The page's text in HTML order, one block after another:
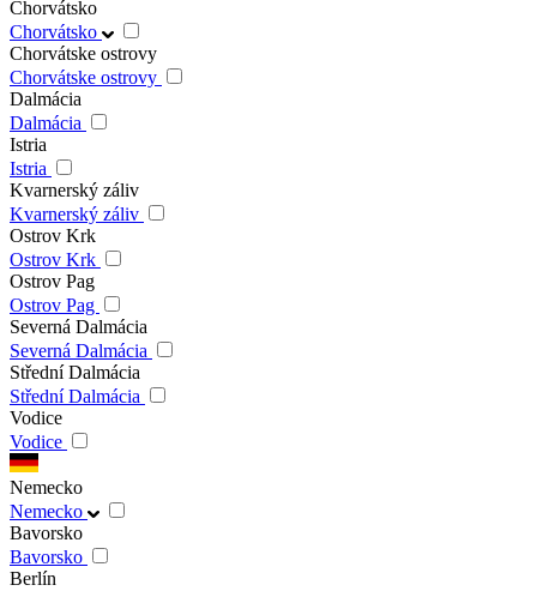
Chorvátsko
Chorvátsko
Chorvátske ostrovy
Chorvátske ostrovy
Dalmácia
Dalmácia
Istria
Istria
Kvarnerský záliv
Kvarnerský záliv
Ostrov Krk
Ostrov Krk
Ostrov Pag
Ostrov Pag
Severná Dalmácia
Severná Dalmácia
Střední Dalmácia
Střední Dalmácia
Vodice
Vodice
Nemecko
Nemecko
Bavorsko
Bavorsko
Berlín